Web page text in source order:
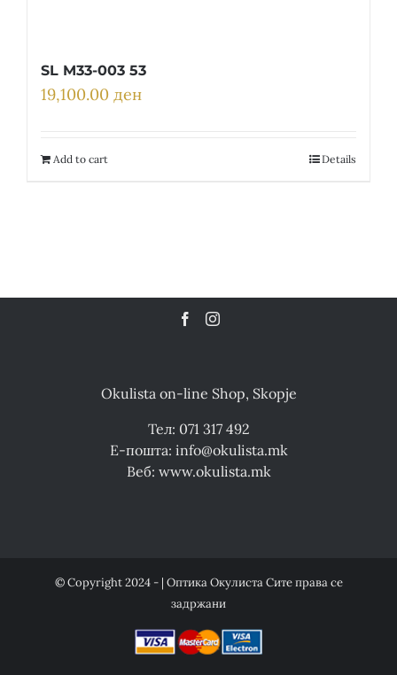
SL M33-003 53
19,100.00 ден
Add to cart Details
Okulista on-line Shop, Skopje
Тел: 071 317 492
Е-пошта: info@okulista.mk
Веб: www.okulista.mk
© Copyright 2024 - | Оптика Окулиста Сите права се
задржани